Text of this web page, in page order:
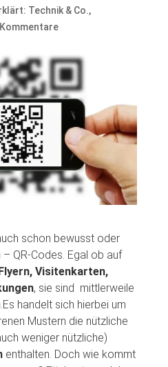
Technik & Co.,
schon bewusst oder
QR-Codes. Egal ob auf
Visitenkarten,
, sie sind mittlerweile
handelt sich hierbei um
Mustern die nützliche
weniger nützliche)
enthalten. Doch wie kommt